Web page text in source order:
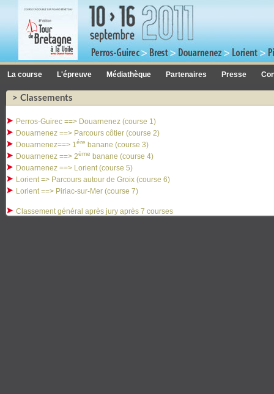
> Classements
Perros-Guirec ==> Douarnenez (course 1)
Douarnenez ==> Parcours côtier (course 2)
Douarnenez==> 1ére banane (course 3)
Douarnenez ==> 2ème banane (course 4)
Douarnenez ==> Lorient (course 5)
Lorient => Parcours autour de Groix (course 6)
Lorient ==> Piriac-sur-Mer (course 7)
Classement général après jury après 7 courses
La course L'épreuve Médiathèque Partenaires Presse